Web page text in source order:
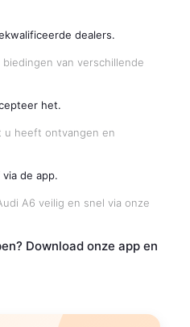
dealers.
van verschillende
het.
u heeft ontvangen en
de app.
A6 veilig en snel via onze
Download onze app en